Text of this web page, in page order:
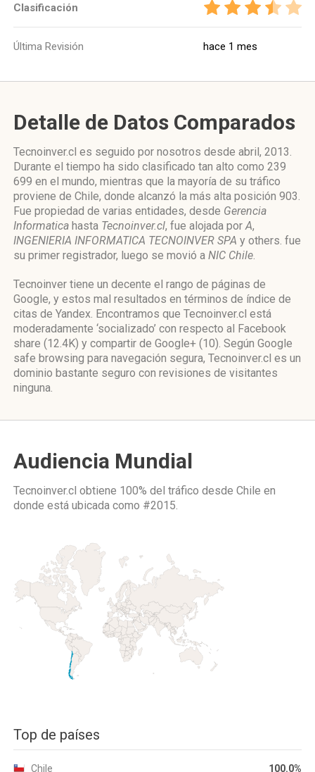
Clasificación
Última Revisión hace 1 mes
Detalle de Datos Comparados
Tecnoinver.cl es seguido por nosotros desde abril, 2013.
Durante el tiempo ha sido clasificado tan alto como 239
699 en el mundo, mientras que la mayoría de su tráfico
proviene de Chile, donde alcanzó la más alta posición 903.
Fue propiedad de varias entidades, desde Gerencia
Informatica hasta Tecnoinver.cl, fue alojada porA,
INGENIERIA INFORMATICA TECNOINVER SPA y others. fue
su primer registrador, luego se movió a NIC Chile.
Tecnoinver tiene un decente el rango de páginas de
Google, y estos mal resultados en términos de índice de
citas de Yandex. Encontramos que Tecnoinver.cl está
moderadamente ‘socializado’ con respecto al Facebook
share (12.4K) y compartir de Google+ (10). Según Google
safe browsing para navegación segura, Tecnoinver.cl es un
dominio bastante seguro con revisiones de visitantes
ninguna.
Audiencia Mundial
Tecnoinver.cl obtiene 100% del tráfico desde Chile en
donde está ubicada como #2015.
Top de países
Chile 100.0%